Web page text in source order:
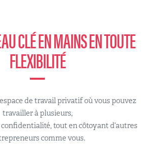
CLÉ EN MAINS EN TOUTE
FLEXIBILITÉ
de travail privatif où vous pouvez
travailler à plusieurs,
tout en côtoyant d’autres
comme vous.